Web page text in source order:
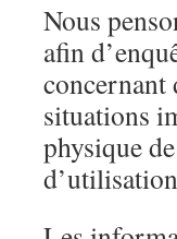
Nous
afin
concernant
situations
physique